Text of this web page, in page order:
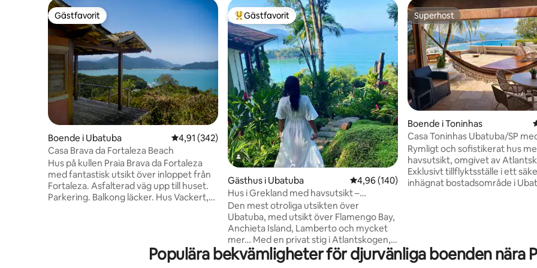
Gästfavorit
Gästfavorit
Boende i Ubatuba 4,91 av 5 i genomsnittligt betyg, 342 omdömen
4,91 (342)
Casa Brava da Fortaleza Beach
Hus på kullen Praia Brava da Fortaleza
med fantastisk utsikt över inloppet från
Fortaleza. Asfalterad väg upp till huset.
Parkering. Balkong läcker. Hus Vackert,
från stranden där tillgång är via en trilha.
Estamos ligger 346 km från Rio de
Populär gästfavorit
Gästfavorit
Gästhus i Ubatuba 4,96 av 5 i genomsnittligt betyg, 140
4,96 (140)
Hus i Grekland med havsutsikt –
Promontory Site
Den mest otroliga utsikten över
Ubatuba, med utsikt över Flamengo Bay,
Anchieta Island, Lamberto och mycket
mer… Med en privat stig i Atlantskogen, 2
otroliga utsiktspunkter, små vattenfall
med kristallklart vatten! Med säkerhet
Superhost
Superhost
Boende i Toninhas
Casa Toninhas Ubatuba/SP
havsutsikt.
Rymligt och sofistikerat hus
havsutsikt, omgivet av
Exklusivt tillflyktsställe i ett
inhägnat bostadsområde i
bukten, altan med
grill och eldstad. Tillgång till stranden via
Populära bekvämligheter för djurvänliga boenden nära